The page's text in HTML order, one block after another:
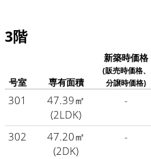
3階
号室 専有面積
新築時価格
(販売時価格、
分譲時価格)
301
47.39㎡
(2LDK)
-
302
47.20㎡
(2DK)
-